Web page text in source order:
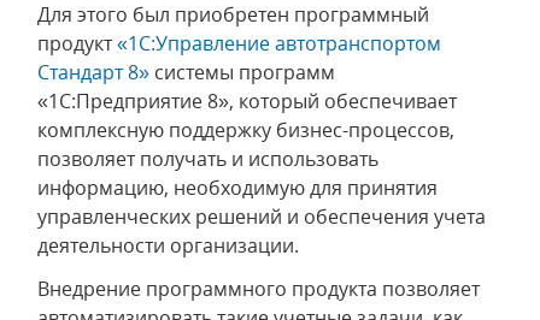
Для этого был приобретен программный
продукт«1С:Управление автотранспортом
Стандарт 8» системы программ
«1С:Предприятие 8», который обеспечивает
комплексную поддержку бизнес-процессов,
позволяет получать и использовать
информацию, необходимую для принятия
управленческих решений и обеспечения учета
деятельности организации.
Внедрение программного продукта позволяет